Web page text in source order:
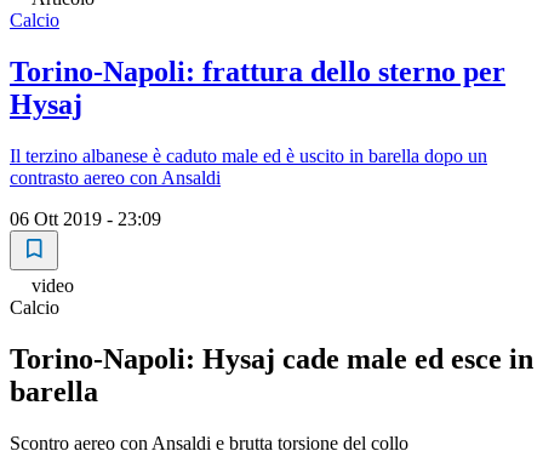
Calcio
Torino-Napoli: frattura dello sterno per
Hysaj
Il terzino albanese è caduto male ed è uscito in barella dopo un
contrasto aereo con Ansaldi
06 Ott 2019 - 23:09
video
Calcio
Torino-Napoli: Hysaj cade male ed esce in
barella
Scontro aereo con Ansaldi e brutta torsione del collo